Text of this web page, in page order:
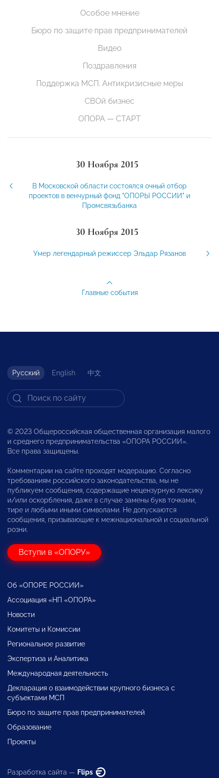
Особое мнение
Бюро по защите прав предпринимателей
Видео
Поздравления
Поддержка МСП. Антикризисные меры
СВОй бизнес
ОПОРА — СТАРТ
30 Ноября 2015
В Московской области состоялся очный отбор
проектов в венчурный фонд "ОПОРЫ РОССИИ" и
Промсвязьбанка
30 Ноября 2015
Умер легендарный режиссер Эльдар Рязанов
Главные события
Русский English 中文
© 2023 Общероссийская общественная организация малого
и среднего предпринимательства «ОПОРА РОССИИ».
Все права защищены.
Комментарии на сайте проходят модерацию. Согласно
требованиям российского законодательства, мы не
публикуем сообщения, содержащие нецензурную лексику
и/или оскорбления, даже в случае замены букв точками,
тире и любыми иными символами. Не допускаются
сообщения, призывающие к межнациональной и социальной
розни.
Вступи в «ОПОРУ»
Об «ОПОРЕ РОССИИ»
Ассоциация «НП «ОПОРА»
Новости
Комитеты и Комиссии
Региональное развитие
Экспертиза и Аналитика
Международная деятельность
Декларация о взаимодействии крупного бизнеса с
субъектами МСП
Бюро по защите прав предпринимателей
Образование
Проекты
Разработка сайта — Flips